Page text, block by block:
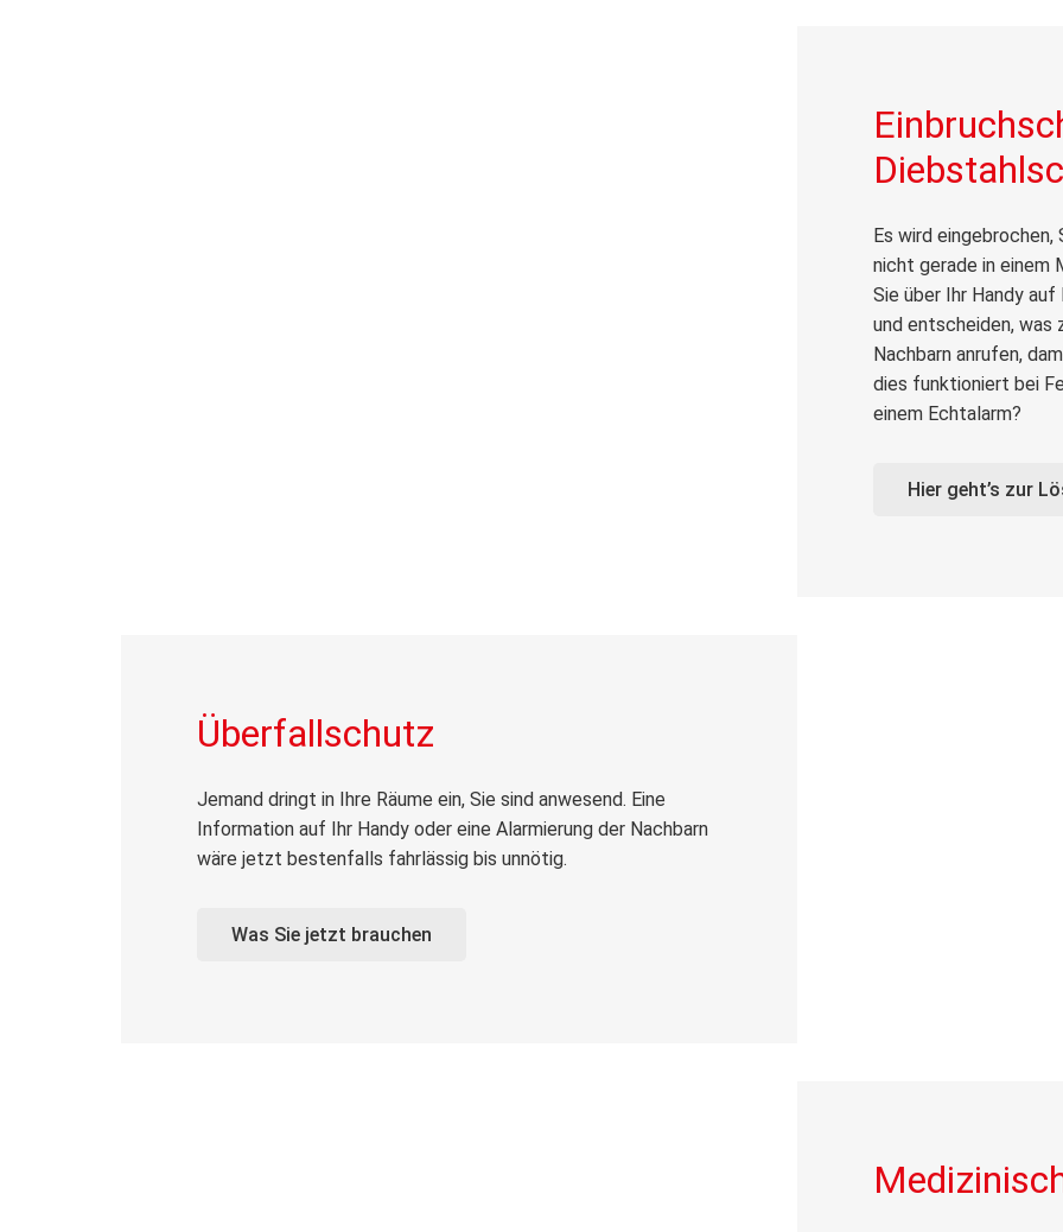
Es wird
nicht gerade in einem
Sie über Ihr Handy
und entscheiden, was
Nachbarn anrufen,
dies funktioniert bei
einem Echtalarm?
Hier geht’s zur
Überfallschutz
Jemand dringt in Ihre Räume ein, Sie sind anwesend. Eine
Information auf Ihr Handy oder eine Alarmierung der Nachbarn
wäre jetzt bestenfalls fahrlässig bis unnötig.
Was Sie jetzt brauchen